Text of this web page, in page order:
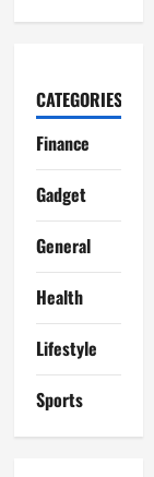
CATEGORIES
Finance
Gadget
General
Health
Lifestyle
Sports